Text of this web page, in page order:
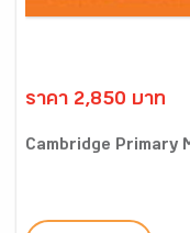
ราคา 2,850 บาท
Cambridge Primary